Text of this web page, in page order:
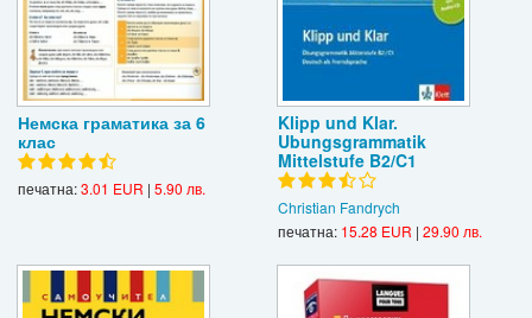
Немска граматика за 6
клас
печатна:3.01 EUR | 5.90 лв.
Klipp und Klar.
Ubungsgrammatik
Mittelstufe B2/C1
Christian Fandrych
печатна: 15.28 EUR | 29.90 лв.